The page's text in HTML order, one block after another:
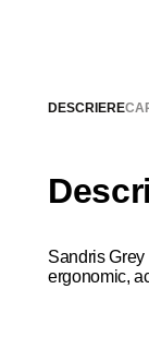
DESCRIERE
Sandris
ergonomic,